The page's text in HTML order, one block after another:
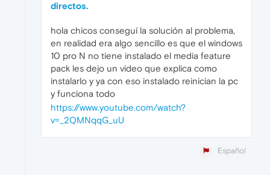
directos.
hola chicos conseguí la solución al problema,
en realidad era algo sencillo es que el windows
10 pro N no tiene instalado el media feature
pack les dejo un video que explica como
instalarlo y ya con eso instalado reinician la pc
y funciona todo
https://www.youtube.com/watch?
v=_2QMNqqG_uU
Español